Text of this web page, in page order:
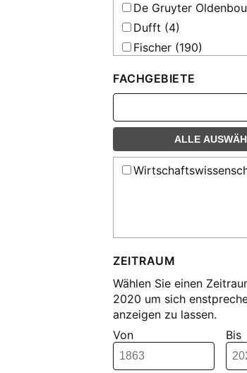
De Gruyter
Dufft (4)
Fischer (190)
Lucius & Lucius (17)
Lusius & Lucius (1)
Mauke (28)
Piscator (4)
FACHGEBIETE
ALLE
ZEITRAUM
Wählen Sie einen
2020 um sich
anzeigen zu lassen.
Von
Bis